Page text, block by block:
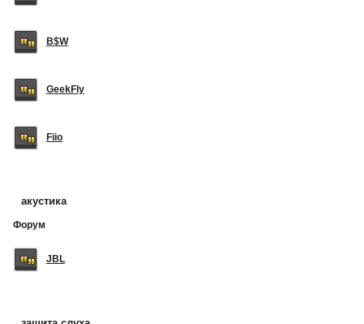
B$W
GeekFly
Fiio
акустика
Форум
JBL